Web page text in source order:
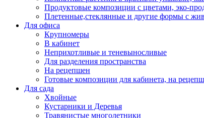
Продуктовые композиции с цветами, эко-
Плетенные,стеклянные и другие формы с
Для офиса
Крупномеры
В кабинет
Неприхотливые и теневыносливые
Для разделения пространства
На рецепшен
Готовые композиции для кабинета, на
Для сада
Хвойные
Кустарники и Деревья
Травянистые многолетники